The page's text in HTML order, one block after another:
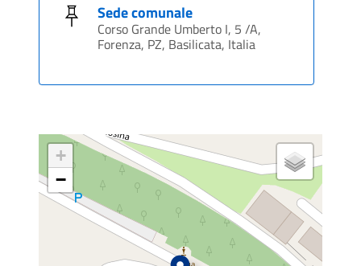
Sede comunale
Corso Grande Umberto I, 5 /A,
Forenza, PZ, Basilicata, Italia
+
−